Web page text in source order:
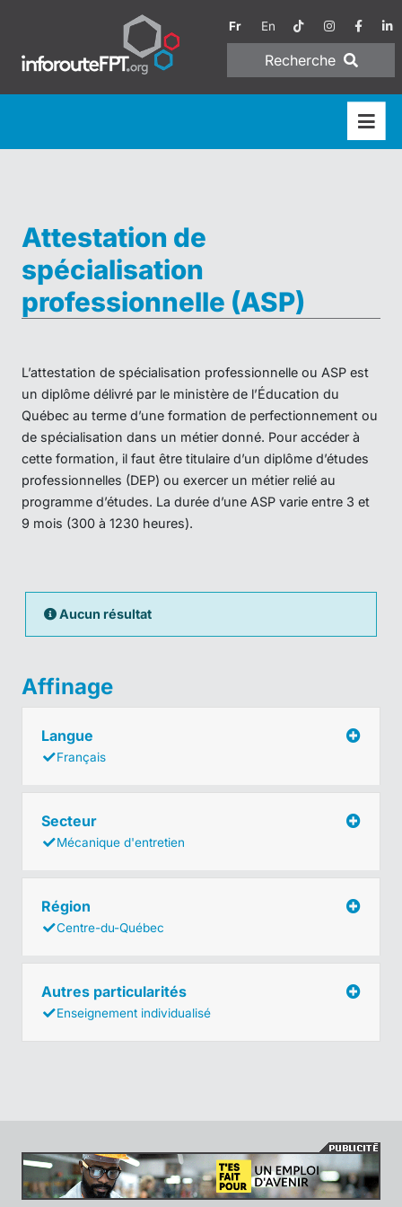
Fr En
Recherche
Attestation de
spécialisation
professionnelle (ASP)
L’attestation de spécialisation professionnelle ou ASP est
un diplôme délivré par le ministère de l’Éducation du
Québec au terme d’une formation de perfectionnement ou
de spécialisation dans un métier donné. Pour accéder à
cette formation, il faut être titulaire d’un diplôme d’études
professionnelles (DEP) ou exercer un métier relié au
programme d’études. La durée d’une ASP varie entre 3 et
9 mois (300 à 1230 heures).
Aucun résultat
Affinage
Langue
Français
Secteur
Mécanique d'entretien
Région
Centre-du-Québec
Autres particularités
Enseignement individualisé